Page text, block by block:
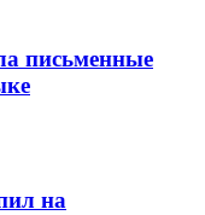
письменные
на